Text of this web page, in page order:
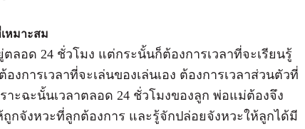
หมาะสม
ลอด 24 ชั่วโมง แต่กระนั้นก็ต้องการเวลาที่จะเรียนรู้
การเวลาที่จะเล่นของเล่นเอง ต้องการเวลาส่วนตัวที่
าะฉะนั้นเวลาตลอด 24 ชั่วโมงของลูก พ่อแม่ต้องจึง
กจังหวะที่ลูกต้องการ และรู้จักปล่อยจังหวะให้ลูกได้มี